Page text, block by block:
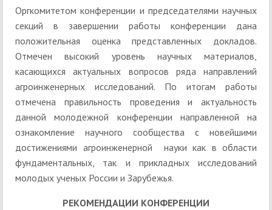
Оргкомитетом конференции и председателями научных
секций в завершении работы конференции дана
положительная оценка представленных докладов.
Отмечен высокий уровень научных материалов,
касающихся актуальных вопросов ряда направлений
агроинженерных исследований. По итогам работы
отмечена правильность проведения и актуальность
данной молодежной конференции направленной на
ознакомление научного сообщества с новейшими
достижениями агроинженерной науки как в области
фундаментальных, так и прикладных исследований
молодых ученых России и Зарубежья.
РЕКОМЕНДАЦИИ КОНФЕРЕНЦИИ